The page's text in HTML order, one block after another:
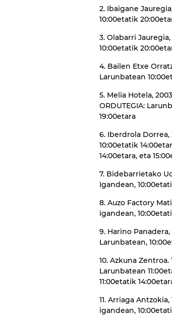
2. Ibaigane
10:00etatik
3. Olabarri Jauregia,
10:00etatik
4. Bailen Etxe
Larunbatean
5. Melia Hotela,
ORDUTEGIA:
19:00etara
6. Iberdrola Dorrea,
10:00etatik
14:00etara, eta
7. Bidebarrietako
Igandean,
8. Auzo Factory
igandean,
9. Harino Panadera,
Larunbatean,
10. Azkuna Zentroa.
Larunbatean
11:00etatik
11. Arriaga
igandean,